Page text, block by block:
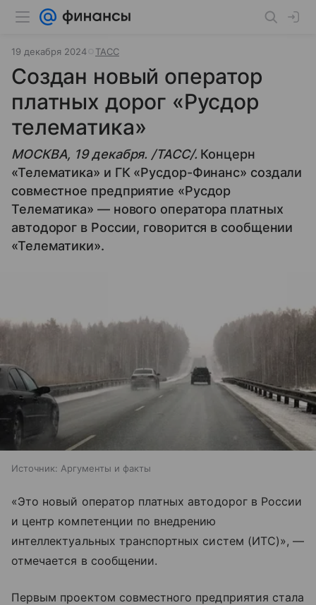
19 декабря 2024 ТАСС
Создан новый оператор
платных дорог «Русдор
телематика»
МОСКВА, 19 декабря. /ТАСС/. Концерн
«Телематика» и ГК «Русдор-Финанс» создали
совместное предприятие «Русдор
Телематика» — нового оператора платных
автодорог в России, говорится в сообщении
«Телематики».
Источник: Аргументы и факты
«Это новый оператор платных автодорог в России
и центр компетенции по внедрению
интеллектуальных транспортных систем (ИТС)», —
отмечается в сообщении.
Первым проектом совместного предприятия стала